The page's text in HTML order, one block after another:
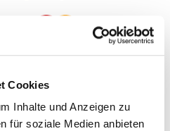
Cookies
Inhalte und Anzeigen zu
für soziale Medien anbieten
to Austria
within Austriaon oders over
EUR.